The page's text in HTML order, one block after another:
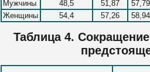
Мужчины
48,5 51,87
57,79
Женщины
54,4 57,26 58,94
Таблица 4.